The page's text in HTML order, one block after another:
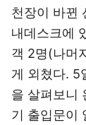
천장이 바뀐
내데스크에
객 2명(나머
게 외쳤다. 5
을 살펴보니
기 출입문이